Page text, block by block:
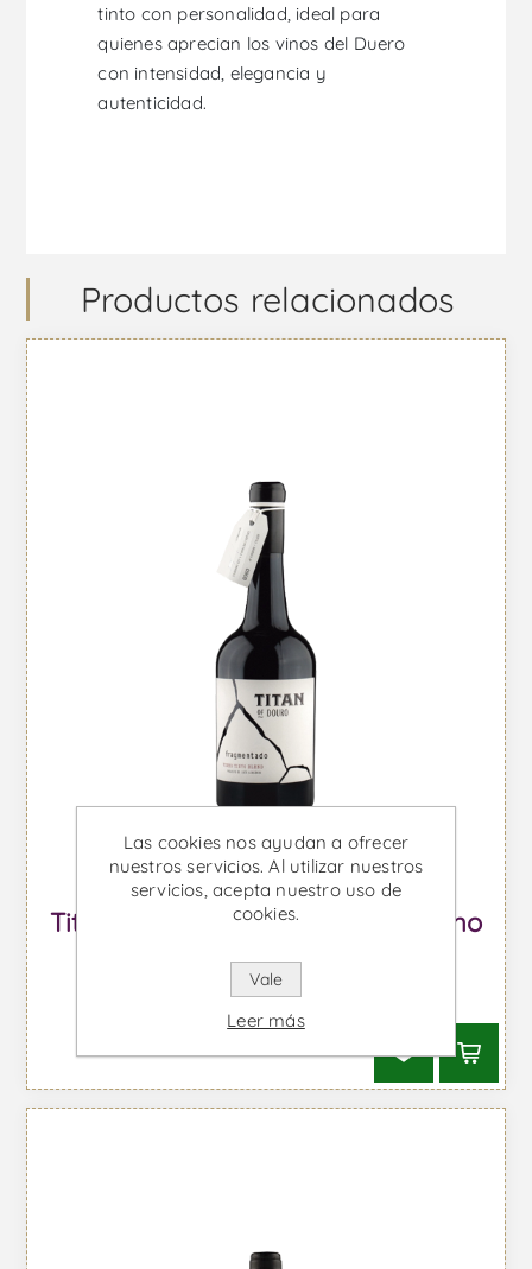
tinto con personalidad, ideal para
quienes aprecian los vinos del Duero
con intensidad, elegancia y
autenticidad.
Productos relacionados
Titan of Douro Fragmentado - Vino
Tinto
Desde €105,73 IVA incl.
Las cookies nos ayudan a ofrecer
nuestros servicios. Al utilizar nuestros
servicios, acepta nuestro uso de
cookies.
Vale
Leer más